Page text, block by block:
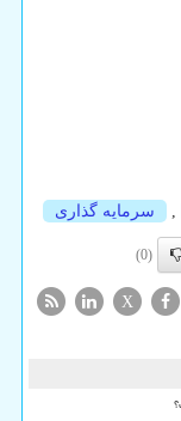
سرمایه گذاری
(0)
X